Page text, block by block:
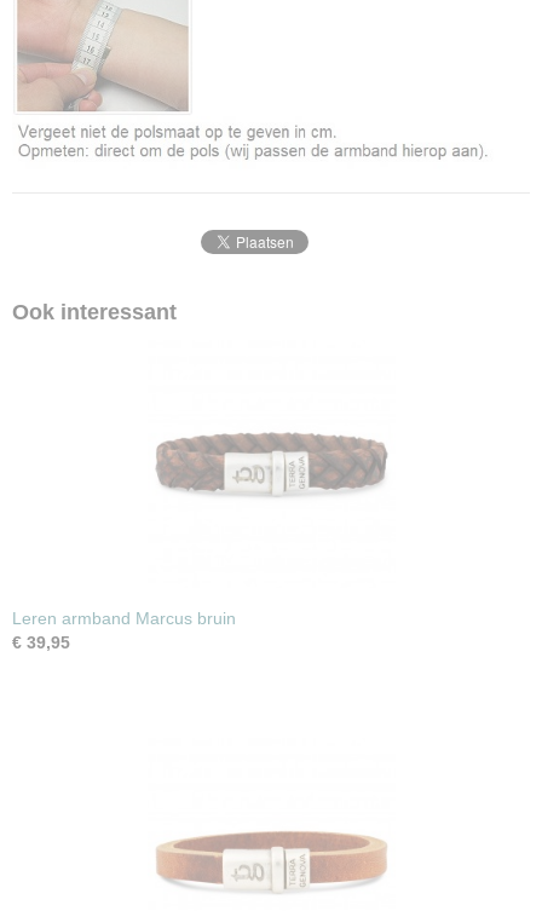
Ook interessant
Leren armband Marcus bruin
€ 39,95